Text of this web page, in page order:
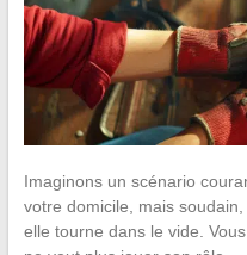
Imaginons un scénario
votre domicile, mais
elle tourne dans le vide.